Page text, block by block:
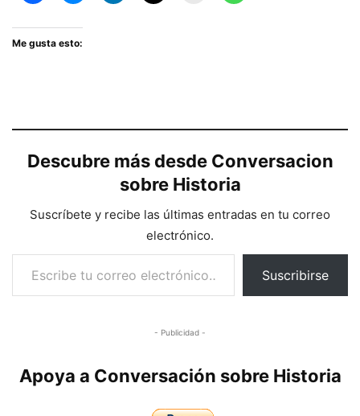
Me gusta esto:
Descubre más desde Conversacion
sobre Historia
Suscríbete y recibe las últimas entradas en tu correo
electrónico.
Escribe tu correo electrónico…
Suscribirse
- Publicidad -
Apoya a Conversación sobre Historia